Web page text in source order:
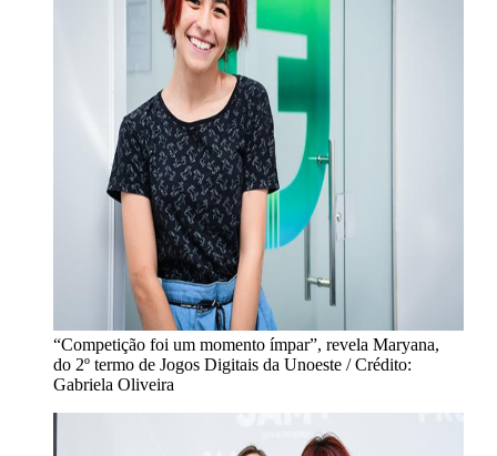
“Competição foi um momento ímpar”, revela Maryana,
do 2º termo de Jogos Digitais da Unoeste / Crédito:
Gabriela Oliveira